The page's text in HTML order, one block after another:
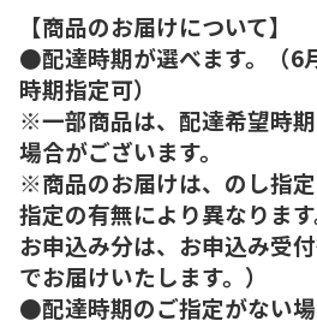
【商品のお届けについて】
●配達時期が選べます。（6
時期指定可）
※一部商品は、配達希望時
場合がございます。
※商品のお届けは、のし指
指定の有無により異なりま
お申込み分は、お申込み受
でお届けいたします。）
●配達時期のご指定がない